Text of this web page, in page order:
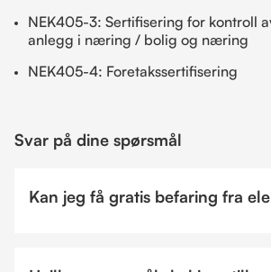
NEK405-3: Sertifisering for kontroll
anlegg i næring / bolig og næring
NEK405-4: Foretakssertifisering
Svar på dine spørsmål
Kan jeg få gratis befaring fra